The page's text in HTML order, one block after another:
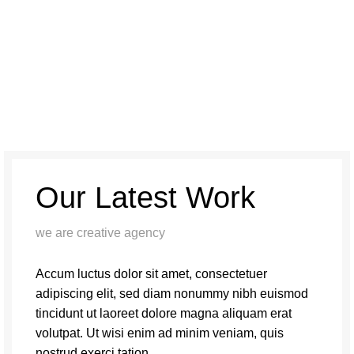
Our Latest Work
we are creative agency
Accum luctus dolor sit amet, consectetuer
adipiscing elit, sed diam nonummy nibh euismod
tincidunt ut laoreet dolore magna aliquam erat
volutpat. Ut wisi enim ad minim veniam, quis